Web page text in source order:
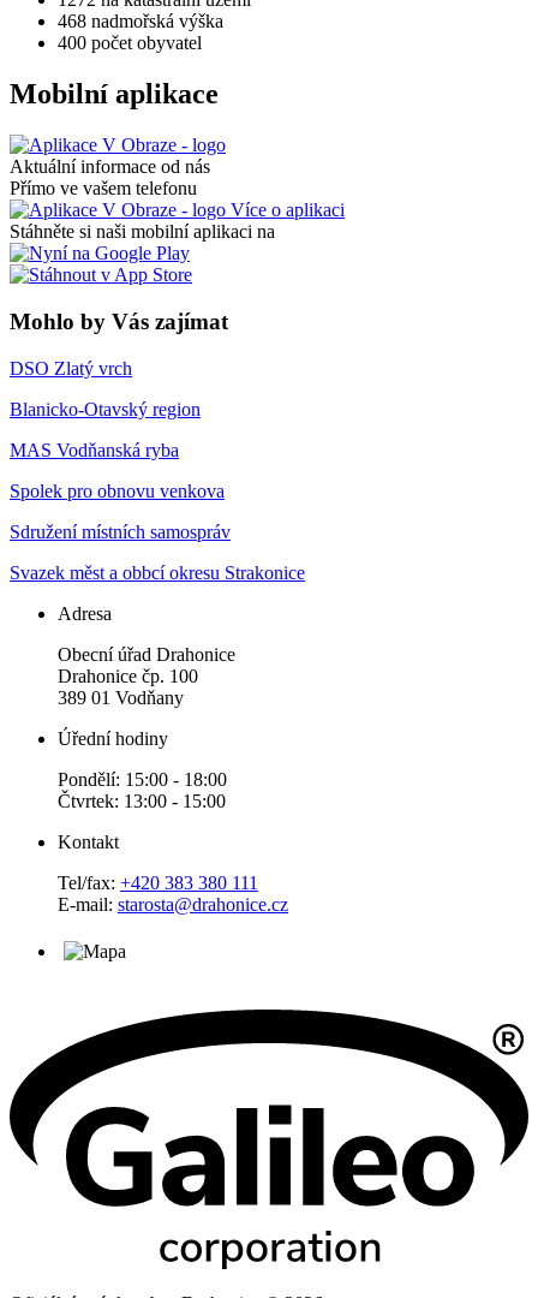
468 nadmořská výška
400 počet obyvatel
Mobilní aplikace
Aktuální informace od nás
Přímo ve vašem telefonu
Více o aplikaci
Stáhněte si naši mobilní aplikaci na
Mohlo by Vás zajímat
DSO Zlatý vrch
Blanicko-Otavský region
MAS Vodňanská ryba
Spolek pro obnovu venkova
Sdružení místních samospráv
Svazek měst a obbcí okresu Strakonice
Adresa
Obecní úřad Drahonice
Drahonice čp. 100
389 01 Vodňany
Úřední hodiny
Pondělí: 15:00 - 18:00
Čtvrtek: 13:00 - 15:00
Kontakt
Tel/fax: +420 383 380 111
E-mail: starosta@drahonice.cz